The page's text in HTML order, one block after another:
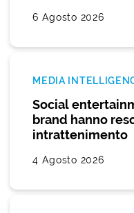
6 Agosto 2026
MEDIA
Social
brand hanno
intrattenimento
4 Agosto 2026